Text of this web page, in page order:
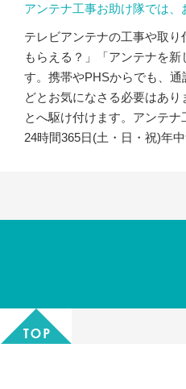
アンテナ工事お助け隊では
テレビアンテナの工事や取
もらえる？」「アンテナを
す。携帯やPHSからでも、
どとお気になさる必要はあ
とへ駆け付けます。アンテ
24時間365日(土・日・祝)年